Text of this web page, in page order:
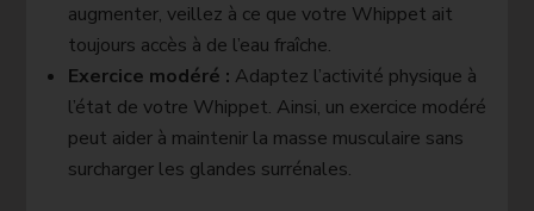
augmenter, veillez à ce que votre Whippet ait
toujours accès à de l’eau fraîche.
Exercice modéré : Adaptez l’activité physique à
l’état de votre Whippet. Ainsi, un exercice modéré
peut aider à maintenir la masse musculaire sans
surcharger les glandes surrénales.